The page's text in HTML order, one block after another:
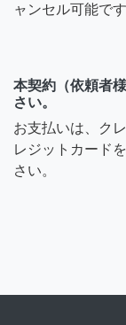
ャンセル可能です
本契約（依頼者
さい。
お支払いは、ク
レジットカード
さい。